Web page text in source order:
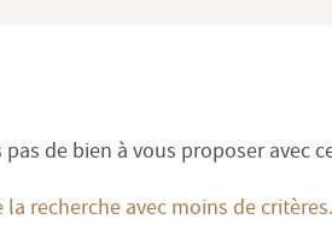
pas de bien à vous proposer avec
la recherche avec moins de critères.